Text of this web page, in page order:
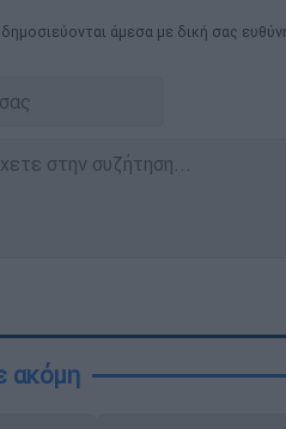
άμεσα με δική σας
ακόμη